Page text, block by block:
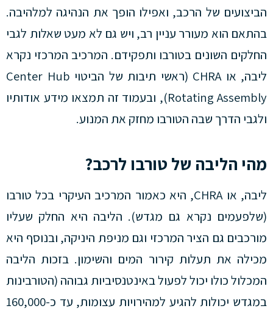
הביצועים של הרכב, ואפילו הופך את הנהיגה למלהיבה.
בהתאם הוא מעורר עניין רב, ויש גם לא מעט שאלות לגבי
החלקים השונים בטורבו ותפקידם. המרכיב המרכזי נקרא
ליבה, או CHRA (ראשי תיבות של הביטוי Center Hub
Rotating Assembly), ובעמוד זה תמצאו מידע אודותיו
ולגבי הדרך שבה הטורבו מחזק את המנוע.
מהי הליבה של טורבו לרכב?
ליבה, או CHRA, היא כאמור המרכיב העיקרי בכל טורבו
(שלפעמים נקרא גם מגדש). הליבה היא החלק שעליו
מורכבים גם הציר המרכזי וגם מניפת היניקה, ובנוסף היא
מכילה את תעלות קירור המים והשימון. בזכות הליבה
המכלול כולו יכול לפעול באינטנסיביות גבוהה (הטורבינות
במגדש יכולות להגיע למהירויות עצומות, עד כ-160,000